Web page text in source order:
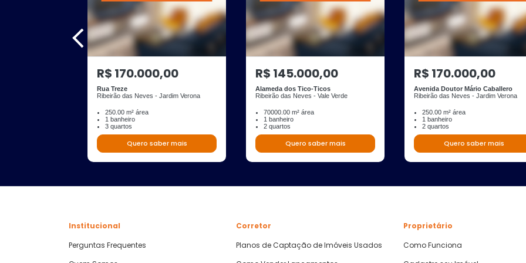
R$ 170.000,00
Rua Treze
Ribeirão das Neves - Jardim Verona
250.00 m² área
1 banheiro
3 quartos
Quero saber mais
R$ 145.000,00
Alameda dos Tico-Ticos
Ribeirão das Neves - Vale Verde
70000.00 m² área
1 banheiro
2 quartos
Quero saber mais
R$ 170.000,00
Avenida Doutor Mário Caballero
Ribeirão das Neves - Jardim Verona
250.00 m² área
1 banheiro
2 quartos
Quero saber mais
Institucional
Perguntas Frequentes
Corretor
Planos de Captação de Imóveis Usados
Proprietário
Como Funciona